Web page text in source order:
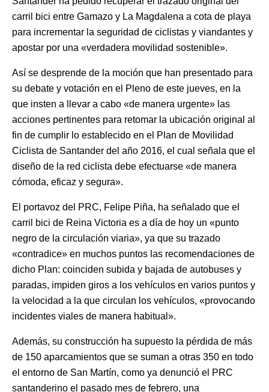
carril bici entre Gamazo y La Magdalena a cota de playa
para incrementar la seguridad de ciclistas y viandantes y
apostar por una «verdadera movilidad sostenible».
Así se desprende de la moción que han presentado para
su debate y votación en el Pleno de este jueves, en la
que insten a llevar a cabo «de manera urgente» las
acciones pertinentes para retomar la ubicación original al
fin de cumplir lo establecido en el Plan de Movilidad
Ciclista de Santander del año 2016, el cual señala que el
diseño de la red ciclista debe efectuarse «de manera
cómoda, eficaz y segura».
El portavoz del PRC, Felipe Piña, ha señalado que el
carril bici de Reina Victoria es a día de hoy un «punto
negro de la circulación viaria», ya que su trazado
«contradice» en muchos puntos las recomendaciones de
dicho Plan: coinciden subida y bajada de autobuses y
paradas, impiden giros a los vehículos en varios puntos y
la velocidad a la que circulan los vehículos, «provocando
incidentes viales de manera habitual».
Además, su construcción ha supuesto la pérdida de más
de 150 aparcamientos que se suman a otras 350 en todo
el entorno de San Martín, como ya denunció el PRC
santanderino el pasado mes de febrero, una